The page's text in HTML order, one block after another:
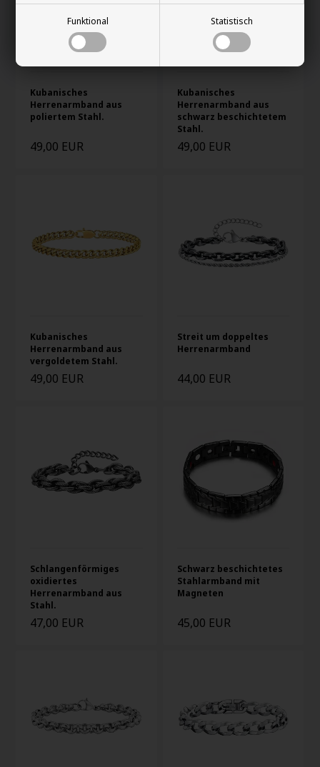
Funktional Statistisch
Kubanisches
Herrenarmband aus
poliertem Stahl.
49,00 EUR
Kubanisches
Herrenarmband aus
schwarz beschichtetem
Stahl.
49,00 EUR
Kubanisches
Herrenarmband aus
vergoldetem Stahl.
49,00 EUR
Streit um doppeltes
Herrenarmband
44,00 EUR
Schlangenförmiges
oxidiertes
Herrenarmband aus
Stahl.
47,00 EUR
Schwarz beschichtetes
Stahlarmband mit
Magneten
45,00 EUR